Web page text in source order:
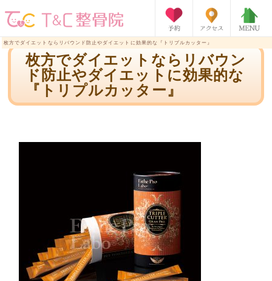
枚方でダイエットならリバウンド防止やダイエットに効果的な『トリプルカッター』
枚方でダイエットならリバウン
ド防止やダイエットに効果的な
『トリプルカッター』